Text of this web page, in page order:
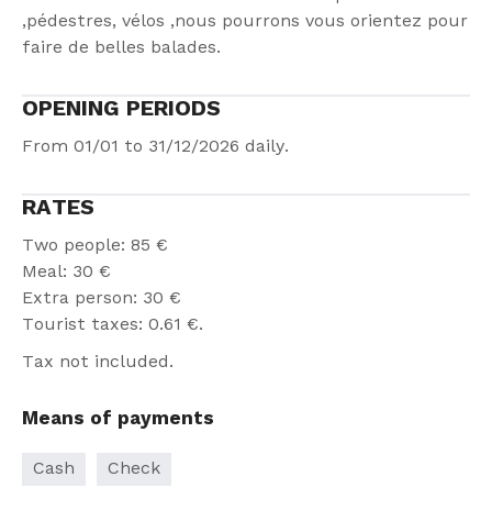
,pédestres, vélos ,nous pourrons vous orientez pour
faire de belles balades.
OPENING PERIODS
From 01/01 to 31/12/2026 daily.
RATES
Two people: 85 €
Meal: 30 €
Extra person: 30 €
Tourist taxes: 0.61 €.
Tax not included.
Means of payments
Cash Check